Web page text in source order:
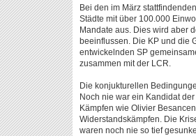
Bei den im März
Städte mit über 100.000
Mandate aus. Dies wird aber
beeinflussen. Die KP und die
entwickelnden SP
zusammen mit der LCR.
Die konjukturellen
Noch nie war ein Kandidat
Kämpfen wie Olivier
Widerstandskämpfen. Die
waren noch nie so tief